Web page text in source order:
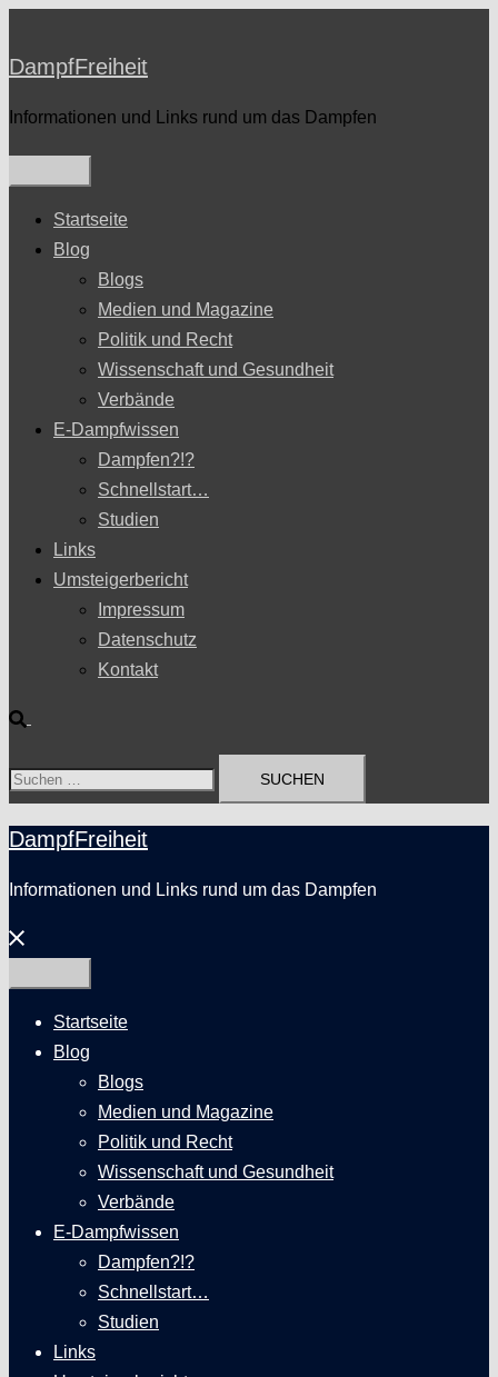
springen
DampfFreiheit
Informationen und Links rund um das Dampfen
Startseite
Blog
Blogs
Medien und Magazine
Politik und Recht
Wissenschaft und Gesundheit
Verbände
E-Dampfwissen
Dampfen?!?
Schnellstart…
Studien
Links
Umsteigerbericht
Impressum
Datenschutz
Kontakt
Suche
Suchen
DampfFreiheit
Informationen und Links rund um das Dampfen
Menü
schließen
Startseite
Blog
Blogs
Medien und Magazine
Politik und Recht
Wissenschaft und Gesundheit
Verbände
E-Dampfwissen
Dampfen?!?
Schnellstart…
Studien
Links